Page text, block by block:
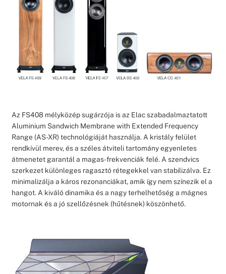
Az FS408 mélyközép sugárzója is az Elac szabadalmaztatott
Aluminium Sandwich Membrane with Extended Frequency
Range (AS-XR) technológiáját használja. A kristály felület
rendkívül merev, és a széles átviteli tartomány egyenletes
átmenetet garantál a magas-frekvenciák felé. A szendvics
szerkezet különleges ragasztó rétegekkel van stabilizálva. Ez
minimalizálja a káros rezonanciákat, amik így nem színezik el a
hangot. A kiváló dinamika és a nagy terhelhetőség a mágnes
motornak és a jó szellőzésnek (hűtésnek) köszönhető.